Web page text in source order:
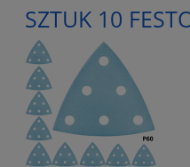
SZTUK 10